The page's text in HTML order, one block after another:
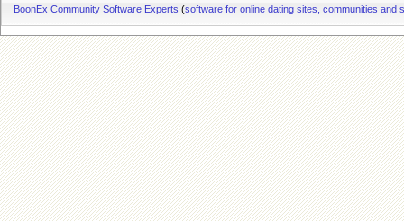
BoonEx Community Software Experts (software for online dating sites, communities and